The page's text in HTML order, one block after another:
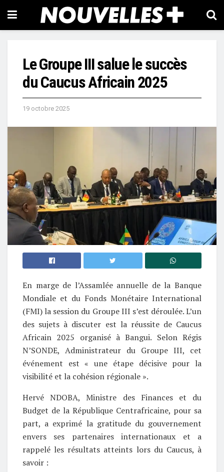
Le Groupe III salue le succès
du Caucus Africain 2025
19 octobre 2025
En marge de l’Assamlée annuelle de la Banque
Mondiale et du Fonds Monétaire International
(FMI) la session du Groupe III s’est déroulée. L’un
des sujets à discuter est la réussite de Caucus
Africain 2025 organisé à Bangui. Selon Régis
N’SONDE, Administrateur du Groupe III, cet
événement est « une étape décisive pour la
visibilité et la cohésion régionale ».
Hervé NDOBA, Ministre des Finances et du
Budget de la République Centrafricaine, pour sa
part, a exprimé la gratitude du gouvernement
envers ses partenaires internationaux et a
rappelé les résultats atteints lors du Caucus, à
savoir :